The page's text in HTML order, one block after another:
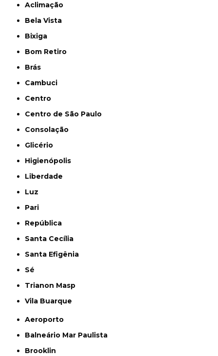
Aclimação
Bela Vista
Bixiga
Bom Retiro
Brás
Cambuci
Centro
Centro de São Paulo
Consolação
Glicério
Higienópolis
Liberdade
Luz
Pari
República
Santa Cecília
Santa Efigênia
Sé
Trianon Masp
Vila Buarque
Aeroporto
Balneário Mar Paulista
Brooklin